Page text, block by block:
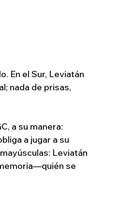
En el Sur, Leviatán
nada de prisas,
a su manera:
a jugar a su
Leviatán
se